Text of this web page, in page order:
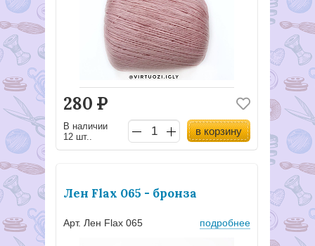
280 Р
В наличии
12 шт..
в корзину
Лен Flax 065 - бронза
Арт. Лен Flax 065 подробнее